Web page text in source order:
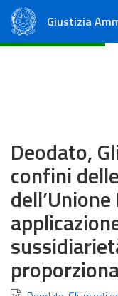
Giustizia
Deodato,
confini